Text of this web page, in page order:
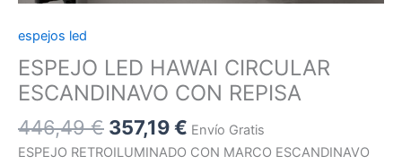
espejos led
ESPEJO LED HAWAI CIRCULAR
ESCANDINAVO CON REPISA
446,49€ 357,19€ Envío Gratis
ESPEJO RETROILUMINADO CON MARCO ESCANDINAVO